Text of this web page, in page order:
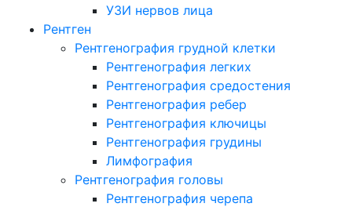
УЗИ нервов лица
Рентген
Рентгенография грудной клетки
Рентгенография легких
Рентгенография средостения
Рентгенография ребер
Рентгенография ключицы
Рентгенография грудины
Лимфография
Рентгенография головы
Рентгенография черепа